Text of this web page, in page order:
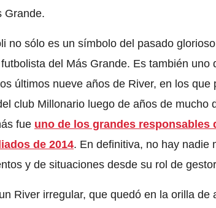
Grande.
no sólo es un símbolo del pasado
del Más Grande. Es también uno
últimos nueve años de River, en los que
club Millonario luego de años de mucho
fue uno de los grandes responsables
de 2014. En definitiva, no hay nadie
y de situaciones desde su rol de
River irregular, que quedó en la orilla de